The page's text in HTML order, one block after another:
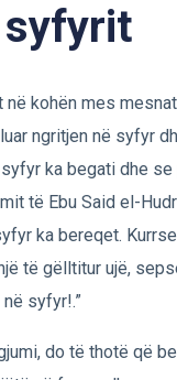
syfyrit
kohën mes
ngritjen në syfyr
ka begati dhe
të Ebu Said el-
ka bereqet.
të gëlltitur ujë,
syfyr!.”
do të thotë që